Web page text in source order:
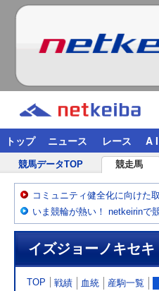
トップ ニュース レース A I
競馬データTOP 競走馬
コミュニティ健全化に向けた
いま競輪が熱い！ netkeirinで
イズジョーノキセキ
TOP 戦績 血統 産駒一覧